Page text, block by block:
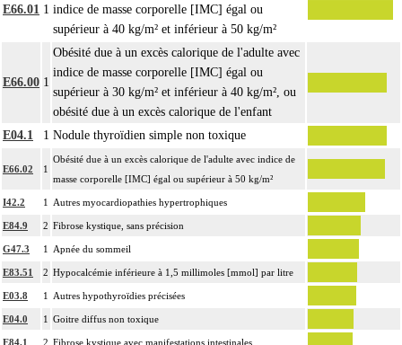
E66.01 1 indice de masse corporelle [IMC] égal ou
supérieur à 40 kg/m² et inférieur à 50 kg/m²
E66.00 1
Obésité due à un excès calorique de l'adulte avec
indice de masse corporelle [IMC] égal ou
supérieur à 30 kg/m² et inférieur à 40 kg/m², ou
obésité due à un excès calorique de l'enfant
E04.1
1 Nodule thyroïdien simple non toxique
E66.02 1
Obésité due à un excès calorique de l'adulte avec indice de
masse corporelle [IMC] égal ou supérieur à 50 kg/m²
I42.2 1 Autres myocardiopathies hypertrophiques
E84.9 2 Fibrose kystique, sans précision
G47.3 1 Apnée du sommeil
E83.51 2 Hypocalcémie inférieure à 1,5 millimoles [mmol] par litre
E03.8 1 Autres hypothyroïdies précisées
E04.0 1 Goitre diffus non toxique
E84.1 2 Fibrose kystique avec manifestations intestinales